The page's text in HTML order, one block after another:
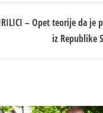
– Opet teorije da je
iz Republike